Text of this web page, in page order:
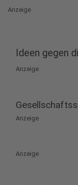
Anzeige
Ideen gegen
Anzeige
Anzeige
Anzeige